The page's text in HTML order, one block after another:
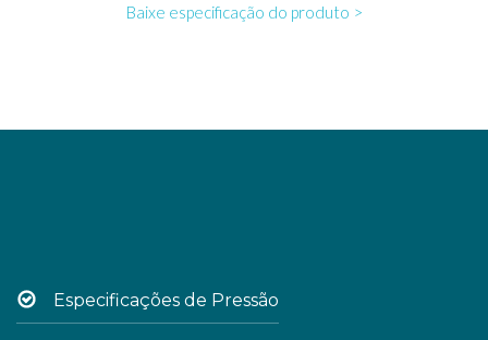
Baixe especificação do produto >
Especificações de Pressão